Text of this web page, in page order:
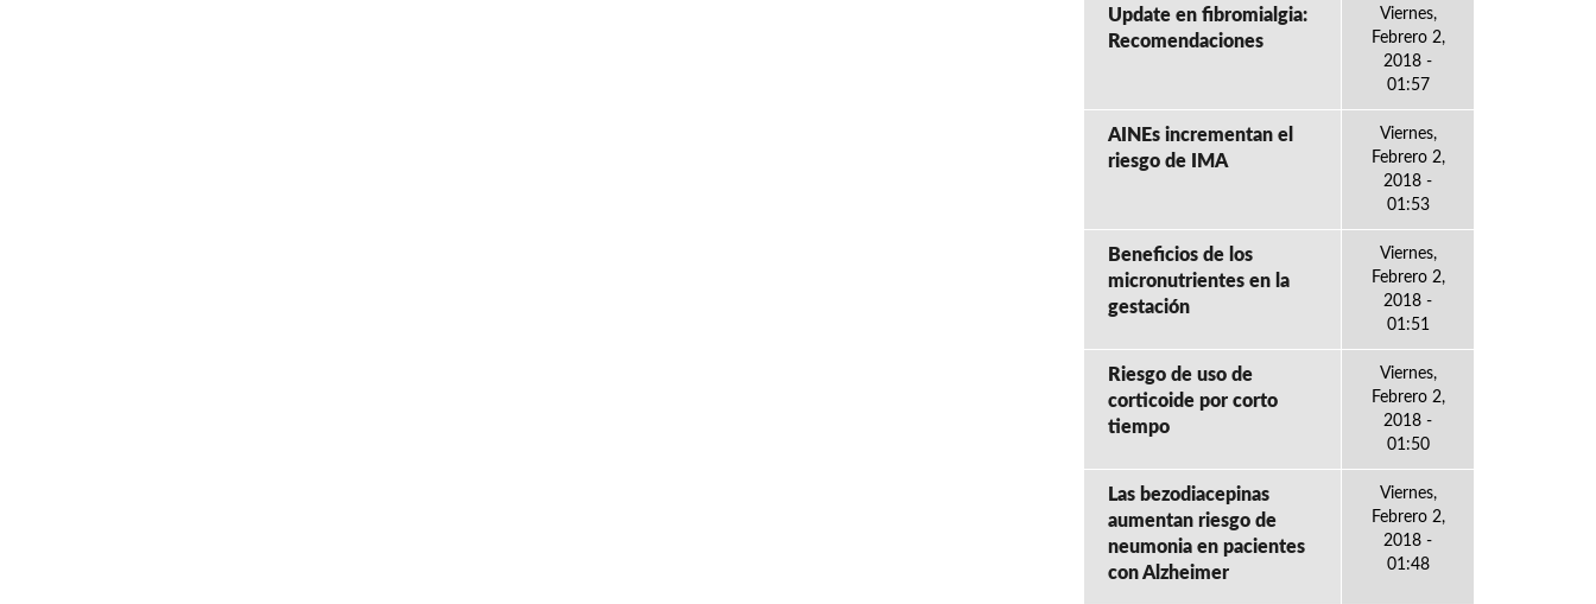
Update en fibromialgia:
Recomendaciones
Viernes,
Febrero 2,
2018 -
01:57
AINEs incrementan el
riesgo de IMA
Viernes,
Febrero 2,
2018 -
01:53
Beneficios de los
micronutrientes en la
gestación
Viernes,
Febrero 2,
2018 -
01:51
Riesgo de uso de
corticoide por corto
tiempo
Viernes,
Febrero 2,
2018 -
01:50
Las bezodiacepinas
aumentan riesgo de
neumonia en pacientes
con Alzheimer
Viernes,
Febrero 2,
2018 -
01:48